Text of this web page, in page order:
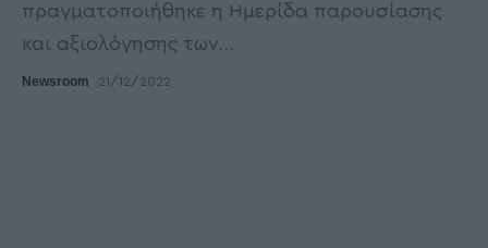
πραγματοποιήθηκε η Ημερίδα παρουσίασης
και αξιολόγησης των…
Newsroom 21/12/2022